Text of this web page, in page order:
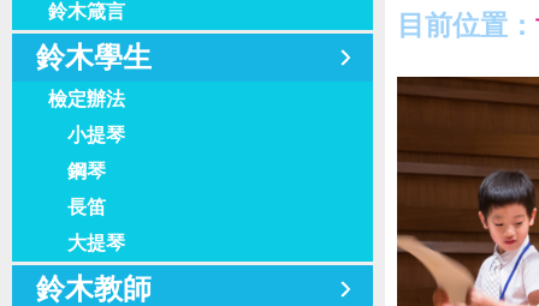
鈴木箴言
鈴木學生
檢定辦法
小提琴
鋼琴
長笛
大提琴
鈴木教師
目前位置：